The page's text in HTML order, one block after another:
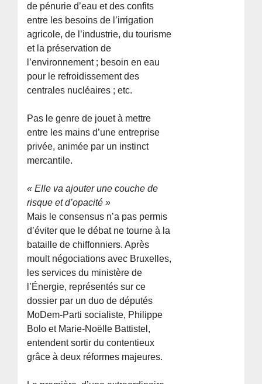
de pénurie d’eau et des confits
entre les besoins de l’irrigation
agricole, de l’industrie, du tourisme
et la préservation de
l’environnement ; besoin en eau
pour le refroidissement des
centrales nucléaires ; etc.
Pas le genre de jouet à mettre
entre les mains d’une entreprise
privée, animée par un instinct
mercantile.
« Elle va ajouter une couche de
risque et d’opacité »
Mais le consensus n’a pas permis
d’éviter que le débat ne tourne à la
bataille de chiffonniers. Après
moult négociations avec Bruxelles,
les services du ministère de
l’Énergie, représentés sur ce
dossier par un duo de députés
MoDem-Parti socialiste, Philippe
Bolo et Marie-Noëlle Battistel,
entendent sortir du contentieux
grâce à deux réformes majeures.